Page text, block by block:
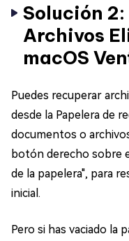
Solución
Archivos
macOS
Puedes recuperar
desde la Papelera de
documentos o
botón derecho sobre
de la papelera", para
inicial.
Pero si has vaciado la